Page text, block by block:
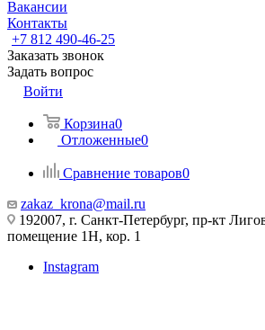
Вакансии
Контакты
+7 812 490-46-25
Заказать звонок
Задать вопрос
Войти
Корзина0
Отложенные0
Сравнение товаров0
zakaz_krona@mail.ru
192007, г. Санкт-Петербург, пр-кт
помещение 1Н, кор. 1
Instagram